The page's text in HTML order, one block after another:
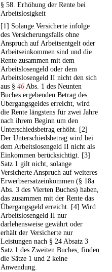
§ 58. Erhöhung der Rente bei
Arbeitslosigkeit
[1] Solange Versicherte infolge
des Versicherungsfalls ohne
Anspruch auf Arbeitsentgelt oder
Arbeitseinkommen sind und die
Rente zusammen mit dem
Arbeitslosengeld oder dem
Arbeitslosengeld II nicht den sich
aus § 46Abs. 1 des Neunten
Buches ergebenden Betrag des
Übergangsgeldes erreicht, wird
die Rente längstens für zwei Jahre
nach ihrem Beginn um den
Unterschiedsbetrag erhöht. [2]
Der Unterschiedsbetrag wird bei
dem Arbeitslosengeld II nicht als
Einkommen berücksichtigt. [3]
Satz 1 gilt nicht, solange
Versicherte Anspruch auf weiteres
Erwerbsersatzeinkommen (§ 18a
Abs. 3 des Vierten Buches) haben,
das zusammen mit der Rente das
Übergangsgeld erreicht. [4] Wird
Arbeitslosengeld II nur
darlehensweise gewährt oder
erhält der Versicherte nur
Leistungen nach § 24 Absatz 3
Satz 1 des Zweiten Buches, finden
die Sätze 1 und 2 keine
Anwendung.